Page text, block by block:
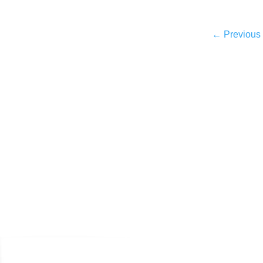
← Previous